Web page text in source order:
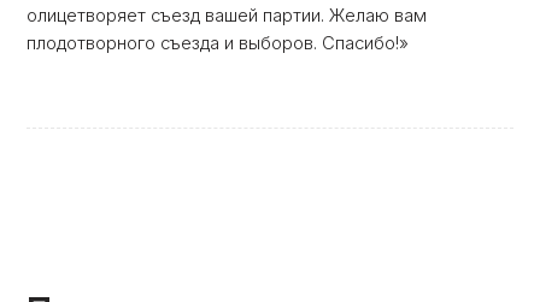
олицетворяет съезд вашей партии. Желаю вам
плодотворного съезда и выборов. Спасибо!»